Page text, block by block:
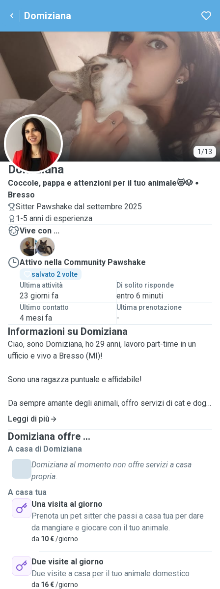
Domiziana
1/13
D
Domiziana
Coccole, pappa e attenzioni per il tuo animale😻🐶
Bresso
Sitter Pawshake dal settembre 2025
1-5 anni di esperienza
Vive con ...
C
F
Attivo nella Community Pawshake
salvato 2 volte
Ultima attività
23 giorni fa
Di solito risponde
entro 6 minuti
Ultimo contatto
4 mesi fa
Ultima prenotazione
-
Informazioni su Domiziana
Ciao, sono Domiziana, ho 29 anni, lavoro part-time in un
ufficio e vivo a Bresso (MI)!
Sono una ragazza puntuale e affidabile!
Da sempre amante degli animali, offro servizi di cat e dog
sitting a domicilio con cura e dedizione.
Mi occuperò di pappa, lettiera, coccole e momenti di gioco
rispettando le abitudini e i ritmi del tuo micio.
Di lunghe passeggiate e sessioni di gioco con il tuo cane!
e messaggi quotidiani così da farti sentire vicino/a al tuo
animale anche a distanza.
Ho già esperienza pregressa, essendo la felice propietaria
di due splendidi mici Fusillo e Camillo! E di un pastore
tedesco di nome Tudor!
Inoltre adoro creare un ambiente sicuro e sereno per i
nostri amici a quattro zampe🥰 🐾
Leggi di più
Domiziana offre ...
A casa di Domiziana
Domiziana al momento non offre servizi a casa
propria.
A casa tua
Una visita al giorno
Prenota un pet sitter che passi a casa tua per dare
da mangiare e giocare con il tuo animale.
da 10 €/giorno
Due visite al giorno
Due visite a casa per il tuo animale domestico
da 16 €/giorno